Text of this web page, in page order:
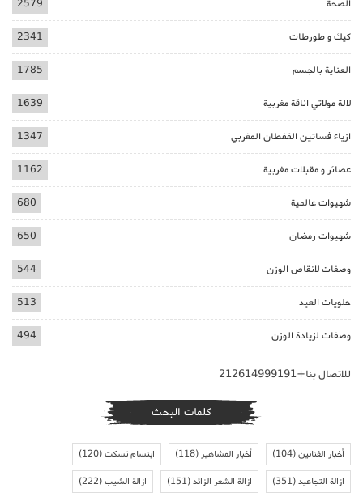
الصحة 2579
كيك و طورطات 2341
العناية بالجسم 1785
لالة مولاتي اناقة مغربية 1639
ازياء فساتين القفطان المغربي 1347
عصائر و مقبلات مغربية 1162
شهيوات عالمية 680
شهيوات رمضان 650
وصفات لانقاص الوزن 544
حلويات العيد 513
وصفات لزيادة الوزن 494
للاتصال بنا+212614999191
كلمات البحث
أخبار الفنانين(104) أخبار المشاهير(118) ابتسام تسكت(120)
ازالة التجاعيد(351) ازالة الشعر الزائد(151) ازالة الشيب(222)